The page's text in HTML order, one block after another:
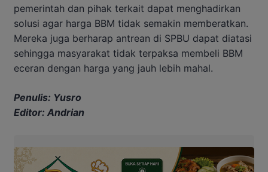
pemerintah dan pihak terkait dapat menghadirkan
solusi agar harga BBM tidak semakin memberatkan.
Mereka juga berharap antrean di SPBU dapat diatasi
sehingga masyarakat tidak terpaksa membeli BBM
eceran dengan harga yang jauh lebih mahal.
Penulis: Yusro
Editor: Andrian